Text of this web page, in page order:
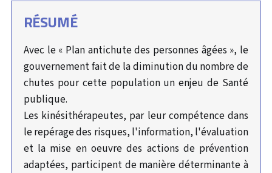
RÉSUMÉ
Avec le « Plan antichute des personnes âgées », le
gouvernement fait de la diminution du nombre de
chutes pour cette population un enjeu de Santé
publique.
Les kinésithérapeutes, par leur compétence dans
le repérage des risques, l'information, l'évaluation
et la mise en oeuvre des actions de prévention
adaptées, participent de manière déterminante à